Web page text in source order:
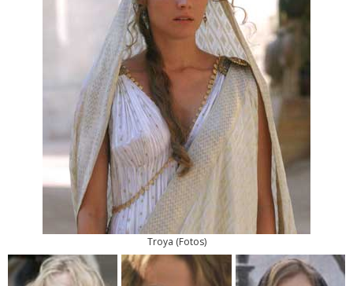
Troya (Fotos)